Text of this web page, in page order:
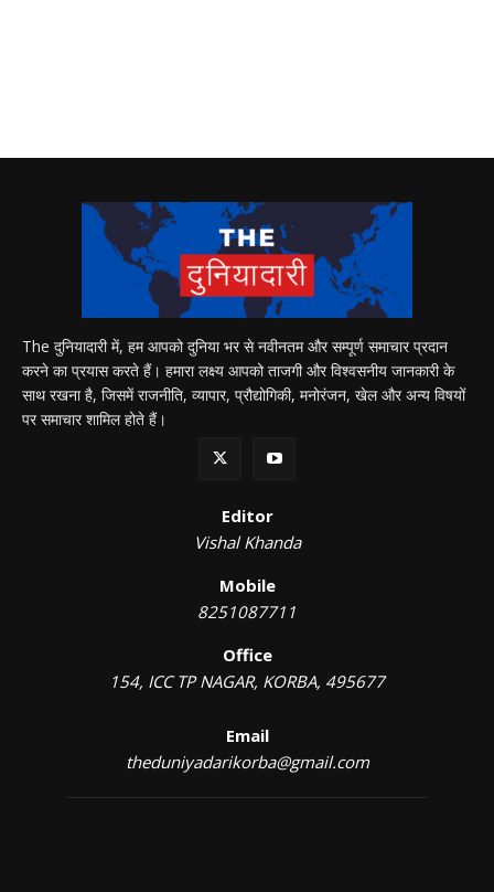
The दुनियादारी में, हम आपको दुनिया भर से नवीनतम और सम्पूर्ण समाचार प्रदान
करने का प्रयास करते हैं। हमारा लक्ष्य आपको ताजगी और विश्वसनीय जानकारी के
साथ रखना है, जिसमें राजनीति, व्यापार, प्रौद्योगिकी, मनोरंजन, खेल और अन्य विषयों
पर समाचार शामिल होते हैं।
Editor
Vishal Khanda
Mobile
8251087711
Office
154, ICC TP NAGAR, KORBA, 495677
Email
theduniyadarikorba@gmail.com